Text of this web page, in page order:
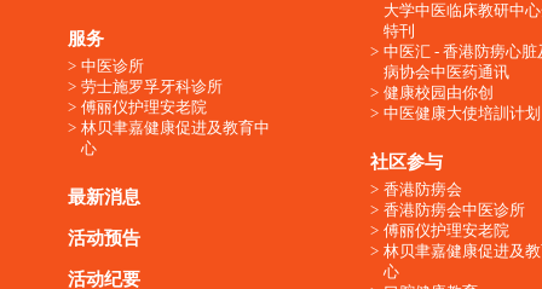
服务
中医诊所
劳士施罗孚牙科诊所
傅丽仪护理安老院
林贝聿嘉健康促进及教育中
心
最新消息
活动预告
活动纪要
大学中医临床教研中
特刊
中医汇 - 香港防痨心脏
病协会中医药通讯
健康校园由你创
中医健康大使培訓计划
社区参与
香港防痨会
香港防痨会中医诊所
傅丽仪护理安老院
林贝聿嘉健康促进及
心